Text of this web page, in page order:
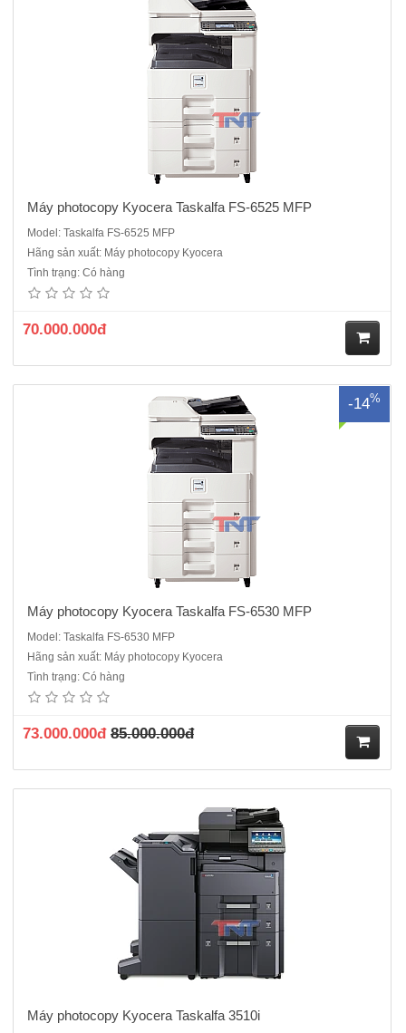
Máy photocopy Kyocera Taskalfa FS-6525 MFP
Model: Taskalfa FS-6525 MFP
Hãng sản xuất: Máy photocopy Kyocera
Tình trạng: Có hàng
70.000.000đ
ua
-14%
Copy - In mạng - Quét màu, RADF, Duplex · Tốc độ copy/ In: 30 trang
A4/phút · Tốc độ quét đơn sắc: 40 trang A4/ phút (200/300 dpi) · Tốc
Máy photocopy Kyocera Taskalfa FS-6530 MFP
Model: Taskalfa FS-6530 MFP
Hãng sản xuất: Máy photocopy Kyocera
Tình trạng: Có hàng
73.000.000đ 85.000.000đ
In mạng - Quét màu, RADF (DP-770B), Duplex Đặc tính kỹ thuật:·
Tốc độ copy/ In: 35 trang A4/phút · Bộ nhớ chuẩn: 2 GB · Ổ cứng:
Máy photocopy Kyocera Taskalfa 3510i